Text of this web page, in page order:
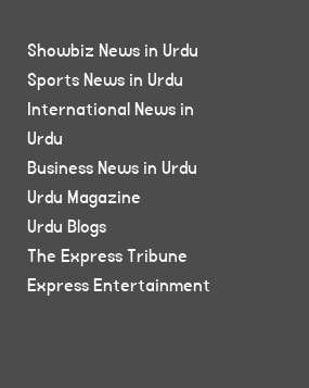
Showbiz News in Urdu
Sports News in Urdu
International News in
Urdu
Business News in Urdu
Urdu Magazine
Urdu Blogs
The Express Tribune
Express Entertainment